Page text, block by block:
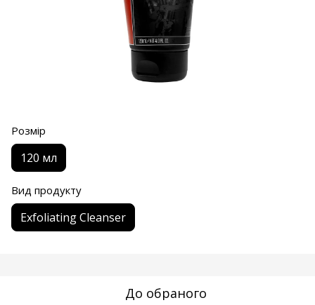
Розмір
120 мл
Вид продукту
Exfoliating Cleanser
До обраного